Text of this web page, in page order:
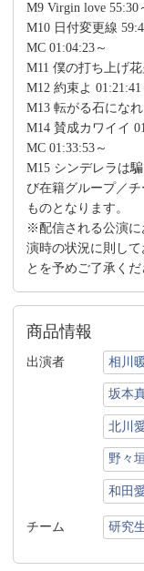
M9 Virgin love 55:30
M10 日付変更線
MC 01:04:23～
M11 僕の打ち上げ花
M12 約束よ 01:21:41
M13 転がる石になれ
M14 賛成カワイイ
MC 01:33:53～
M15 シンデレラは
び在籍グループ／
ものとなります。
※配信される公演に
演時の状況に則し
とを予めご了承くだ
商品情報
出演者 相川
坂本
北川
野々
和田
チーム 研究